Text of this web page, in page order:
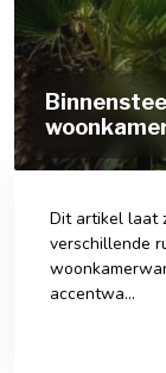
Dit artikel laat
verschillende
accentwa...